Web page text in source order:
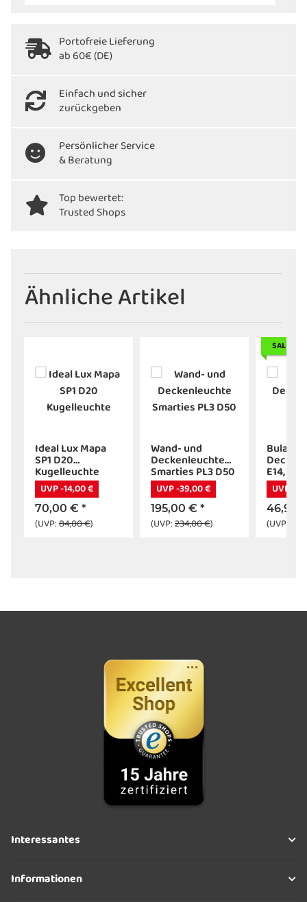
Portofreie Lieferung
ab 60€ (DE)
Einfach und sicher
zurückgeben
Persönlicher Service
& Beratung
Top bewertet:
Trusted Shops
Ähnliche Artikel
Ideal Lux Mapa
SP1 D20
Kugelleuchte
UVP -14,00 €
70,00 € *
(UVP:84,00 €)
Wand- und
Deckenleuchte
Smarties PL3 D50
UVP -39,00 €
195,00 € *
(UVP:234,00 €)
SALE 30%
Bulan
E14,
UVP -
46,90
(UVP:
Interessantes
Informationen